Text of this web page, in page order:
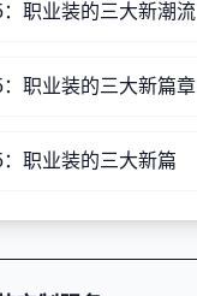
职业装的三大新潮流
职业装的三大新篇章
职业装的三大新篇